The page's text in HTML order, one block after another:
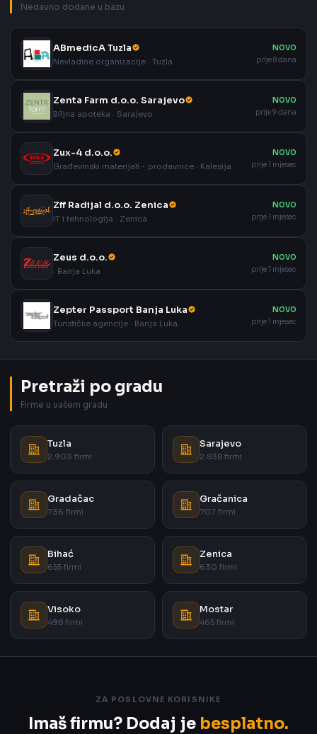
Nedavno dodane u bazu
ABmedicA Tuzla
Nevladine organizacije · Tuzla
NOVO
prije 8 dana
Zenta Farm d.o.o. Sarajevo
Biljna apoteka · Sarajevo
NOVO
prije 9 dana
Zux-4 d.o.o.
Građevinski materijali - prodavnice · Kalesija
NOVO
prije 1 mjesec
Zff Radijal d.o.o. Zenica
IT i tehnologija · Zenica
NOVO
prije 1 mjesec
Zeus d.o.o.
· Banja Luka
NOVO
prije 1 mjesec
Zepter Passport Banja Luka
Turističke agencije · Banja Luka
NOVO
prije 1 mjesec
Pretraži po gradu
Firme u vašem gradu
Tuzla
2.903 firmi
Sarajevo
2.838 firmi
Gradačac
736 firmi
Gračanica
707 firmi
Bihać
655 firmi
Zenica
630 firmi
Visoko
498 firmi
Mostar
465 firmi
ZA POSLOVNE KORISNIKE
Imaš firmu? Dodaj je besplatno.